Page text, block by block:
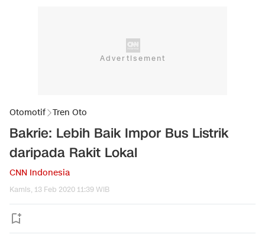
Otomotif Tren Oto
Bakrie: Lebih Baik Impor Bus Listrik
daripada Rakit Lokal
CNN Indonesia
Kamis, 13 Feb 2020 11:39 WIB